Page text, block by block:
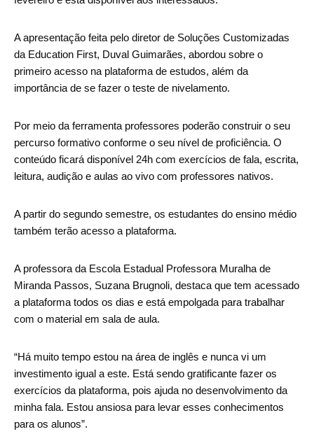
A apresentação feita pelo diretor de Soluções Customizadas
da Education First, Duval Guimarães, abordou sobre o
primeiro acesso na plataforma de estudos, além da
importância de se fazer o teste de nivelamento.
Por meio da ferramenta professores poderão construir o seu
percurso formativo conforme o seu nível de proficiência. O
conteúdo ficará disponível 24h com exercícios de fala, escrita,
leitura, audição e aulas ao vivo com professores nativos.
A partir do segundo semestre, os estudantes do ensino médio
também terão acesso a plataforma.
A professora da Escola Estadual Professora Muralha de
Miranda Passos, Suzana Brugnoli, destaca que tem acessado
a plataforma todos os dias e está empolgada para trabalhar
com o material em sala de aula.
“Há muito tempo estou na área de inglês e nunca vi um
investimento igual a este. Está sendo gratificante fazer os
exercícios da plataforma, pois ajuda no desenvolvimento da
minha fala. Estou ansiosa para levar esses conhecimentos
para os alunos”.